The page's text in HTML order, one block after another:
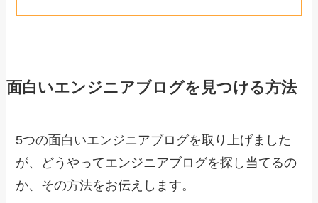
面白いエンジニアブログを見つける方法
5つの面白いエンジニアブログを取り上げました
が、どうやってエンジニアブログを探し当てるの
か、その方法をお伝えします。